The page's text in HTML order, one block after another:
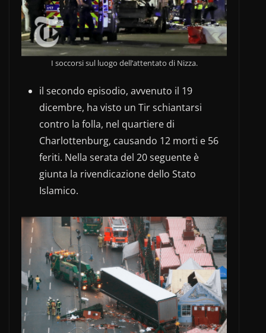
I soccorsi sul luogo dell’attentato di Nizza.
il secondo episodio, avvenuto il 19
dicembre, ha visto un Tir schiantarsi
contro la folla, nel quartiere di
Charlottenburg, causando 12 morti e 56
feriti. Nella serata del 20 seguente è
giunta la rivendicazione dello Stato
Islamico.